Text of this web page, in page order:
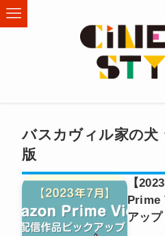
バスカヴィル家の犬
版
【
Prime
アップ